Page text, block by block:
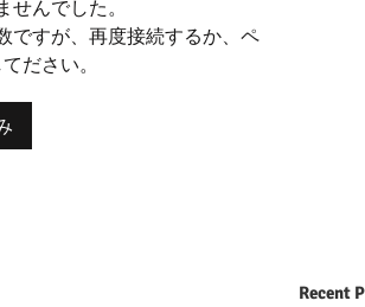
んでした。
ですが、再度接続するか、ペ
ださい。
Recent